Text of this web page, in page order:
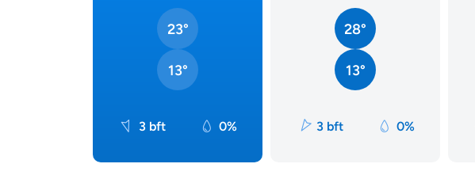
23°
13°
3 bft 0%
28°
13°
3 bft 0%